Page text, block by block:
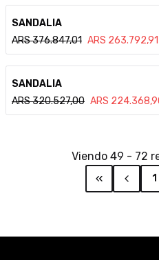
SANDALIA
ARS376.847,01 ARS 263.792,91
SANDALIA
ARS320.527,00 ARS
Viendo 49 - 72
1